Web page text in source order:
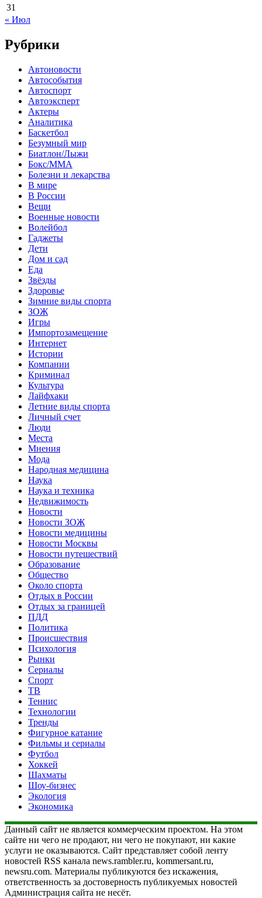
31
« Июл
Рубрики
Автоновости
Автособытия
Автоспорт
Автоэксперт
Актеры
Аналитика
Баскетбол
Безумный мир
Биатлон/Лыжи
Бокс/MMA
Болезни и лекарства
В мире
В России
Вещи
Военные новости
Волейбол
Гаджеты
Дети
Дом и сад
Еда
Звёзды
Здоровье
Зимние виды спорта
ЗОЖ
Игры
Импортозамещение
Интернет
Истории
Компании
Криминал
Культура
Лайфхаки
Летние виды спорта
Личный счет
Люди
Места
Мнения
Мода
Народная медицина
Наука
Наука и техника
Недвижимость
Новости
Новости ЗОЖ
Новости медицины
Новости Москвы
Новости путешествий
Образование
Общество
Около спорта
Отдых в России
Отдых за границей
ПДД
Политика
Происшествия
Психология
Рынки
Сериалы
Спорт
ТВ
Теннис
Технологии
Тренды
Фигурное катание
Фильмы и сериалы
Футбол
Хоккей
Шахматы
Шоу-бизнес
Экология
Экономика
Данный сайт не является коммерческим проектом. На этом
сайте ни чего не продают, ни чего не покупают, ни какие
услуги не оказываются. Сайт представляет собой ленту
новостей RSS канала news.rambler.ru, kommersant.ru,
newsru.com. Материалы публикуются без искажения,
ответственность за достоверность публикуемых новостей
Администрация сайта не несёт.